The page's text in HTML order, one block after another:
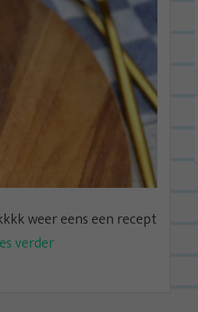
weer eens een recept
verder